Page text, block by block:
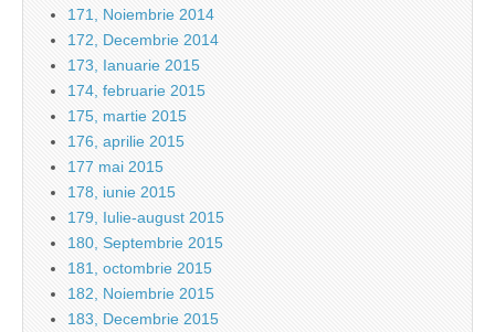
171, Noiembrie 2014
172, Decembrie 2014
173, Ianuarie 2015
174, februarie 2015
175, martie 2015
176, aprilie 2015
177 mai 2015
178, iunie 2015
179, Iulie-august 2015
180, Septembrie 2015
181, octombrie 2015
182, Noiembrie 2015
183, Decembrie 2015